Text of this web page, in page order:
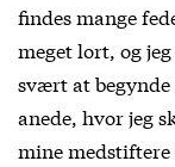
findes mange
meget lort, og
svært at begynde
anede, hvor jeg
mine medstiftere